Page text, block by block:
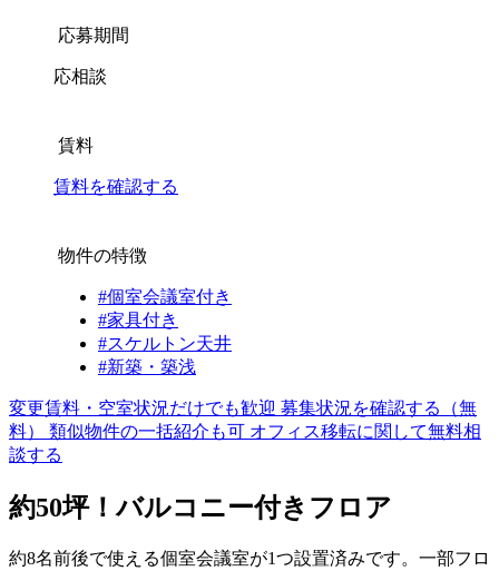
応募期間
応相談
賃料
賃料を確認する
物件の特徴
#個室会議室付き
#家具付き
#スケルトン天井
#新築・築浅
変更賃料・空室状況だけでも歓迎 募集状況を確認する（無
料）
類似物件の一括紹介も可 オフィス移転に関して無料相
談する
約50坪！バルコニー付きフロア
約8名前後で使える個室会議室が1つ設置済みです。一部フロ